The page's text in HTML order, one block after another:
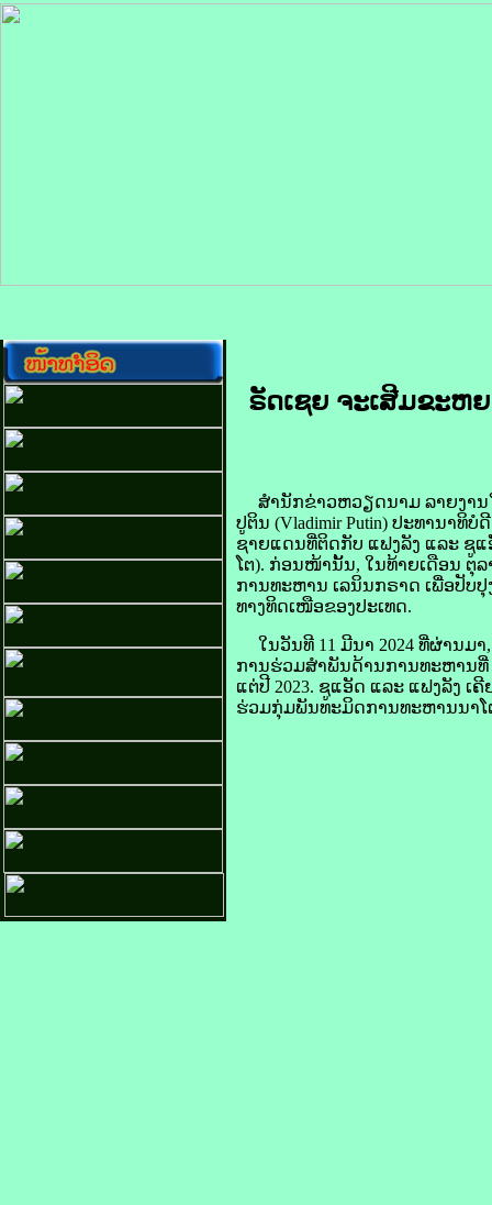
ຣັດ​ເຊຍ ຈະ​ເສີມ​ຂະຫ
ສຳນັກ​ຂ່າວ​ຫວຽດນາມ ລາຍ​ງານ​ໃ
ປູ​ຕິນ (Vladimir Putin) ປະທານາທິ
ຊາຍ​ແດນ​ທີ່​ຕິດ​ກັບ ແຟງ​ລັງ ແລະ ຊູ​ແ
ໂຕ). ກ່ອນ​ໜ້າ​ນັ້ນ, ໃນ​ທ້າຍ​ເດືອນ ຕຸ
ການ​ທະຫານ ເລ​ນິນ​ກຣາດ ເພື່ອ​ປັບ
ທາງ​ທິດເໜືອ​ຂອງ​ປະເທດ.
ໃນ​ວັນ​ທີ 11 ມີນາ 2024 ທີ່​ຜ່ານ​ມາ
ການ​ຮ່ວມ​ສຳພັນ​ດ້ານ​ການ​ທະຫານ​ທີ່
ແຕ່​ປີ 2023. ຊູ​ແອັດ ແລະ ແຟງ​ລັງ ເ
ຮ່ວມ​ກຸ່ມ​ພັນທະ​ມິດ​ການ​ທະຫານ​ນາ​